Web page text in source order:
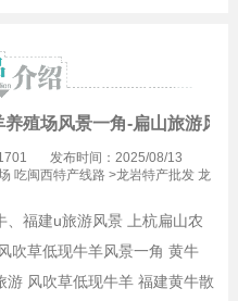
殖场风景一角-扁山旅游风景
发布时间：2025/08/13
吃闽西特产线路 >龙岩特产批发 龙
福建u旅游风景 上杭扁山农
吹草低现牛羊风景一角 黄牛
风吹草低现牛羊 福建黄牛散